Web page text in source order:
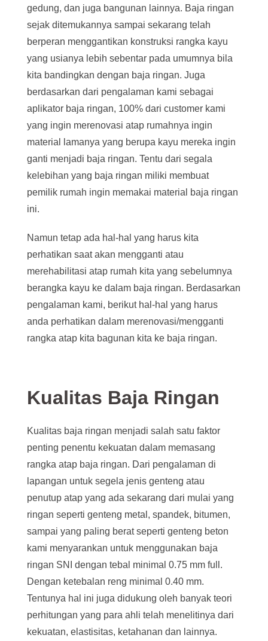
gedung, dan juga bangunan lainnya. Baja ringan
sejak ditemukannya sampai sekarang telah
berperan menggantikan konstruksi rangka kayu
yang usianya lebih sebentar pada umumnya bila
kita bandingkan dengan baja ringan. Juga
berdasarkan dari pengalaman kami sebagai
aplikator baja ringan, 100% dari customer kami
yang ingin merenovasi atap rumahnya ingin
material lamanya yang berupa kayu mereka ingin
ganti menjadi baja ringan. Tentu dari segala
kelebihan yang baja ringan miliki membuat
pemilik rumah ingin memakai material baja ringan
ini.
Namun tetap ada hal-hal yang harus kita
perhatikan saat akan mengganti atau
merehabilitasi atap rumah kita yang sebelumnya
berangka kayu ke dalam baja ringan. Berdasarkan
pengalaman kami, berikut hal-hal yang harus
anda perhatikan dalam merenovasi/mengganti
rangka atap kita bagunan kita ke baja ringan.
Kualitas Baja Ringan
Kualitas baja ringan menjadi salah satu faktor
penting penentu kekuatan dalam memasang
rangka atap baja ringan. Dari pengalaman di
lapangan untuk segela jenis genteng atau
penutup atap yang ada sekarang dari mulai yang
ringan seperti genteng metal, spandek, bitumen,
sampai yang paling berat seperti genteng beton
kami menyarankan untuk menggunakan baja
ringan SNI dengan tebal minimal 0.75 mm full.
Dengan ketebalan reng minimal 0.40 mm.
Tentunya hal ini juga didukung oleh banyak teori
perhitungan yang para ahli telah menelitinya dari
kekuatan, elastisitas, ketahanan dan lainnya.